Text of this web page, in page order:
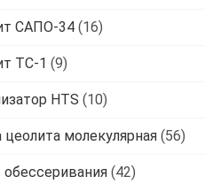
САПО-34 (16)
ТС-1 (9)
HTS (10)
цеолита молекулярная (56)
обессеривания (42)